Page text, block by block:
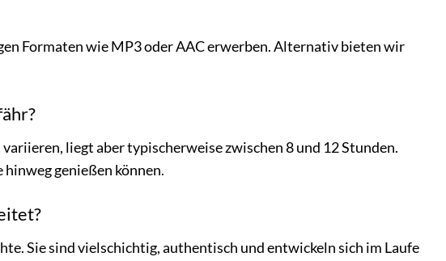
Formaten wie MP3 oder AAC erwerben. Alternativ bieten wir
liegt aber typischerweise zwischen 8 und 12 Stunden.
hinweg genießen können.
Sie sind vielschichtig, authentisch und entwickeln sich im Laufe